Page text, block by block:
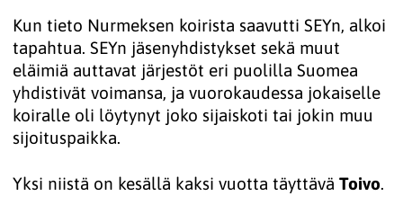
Kun tieto Nurmeksen koirista saavutti SEYn, alkoi
tapahtua. SEYn jäsenyhdistykset sekä muut
eläimiä auttavat järjestöt eri puolilla Suomea
yhdistivät voimansa, ja vuorokaudessa jokaiselle
koiralle oli löytynyt joko sijaiskoti tai jokin muu
sijoituspaikka.
Yksi niistä on kesällä kaksi vuotta täyttävä Toivo.